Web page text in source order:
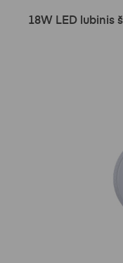
18W LED lubinis